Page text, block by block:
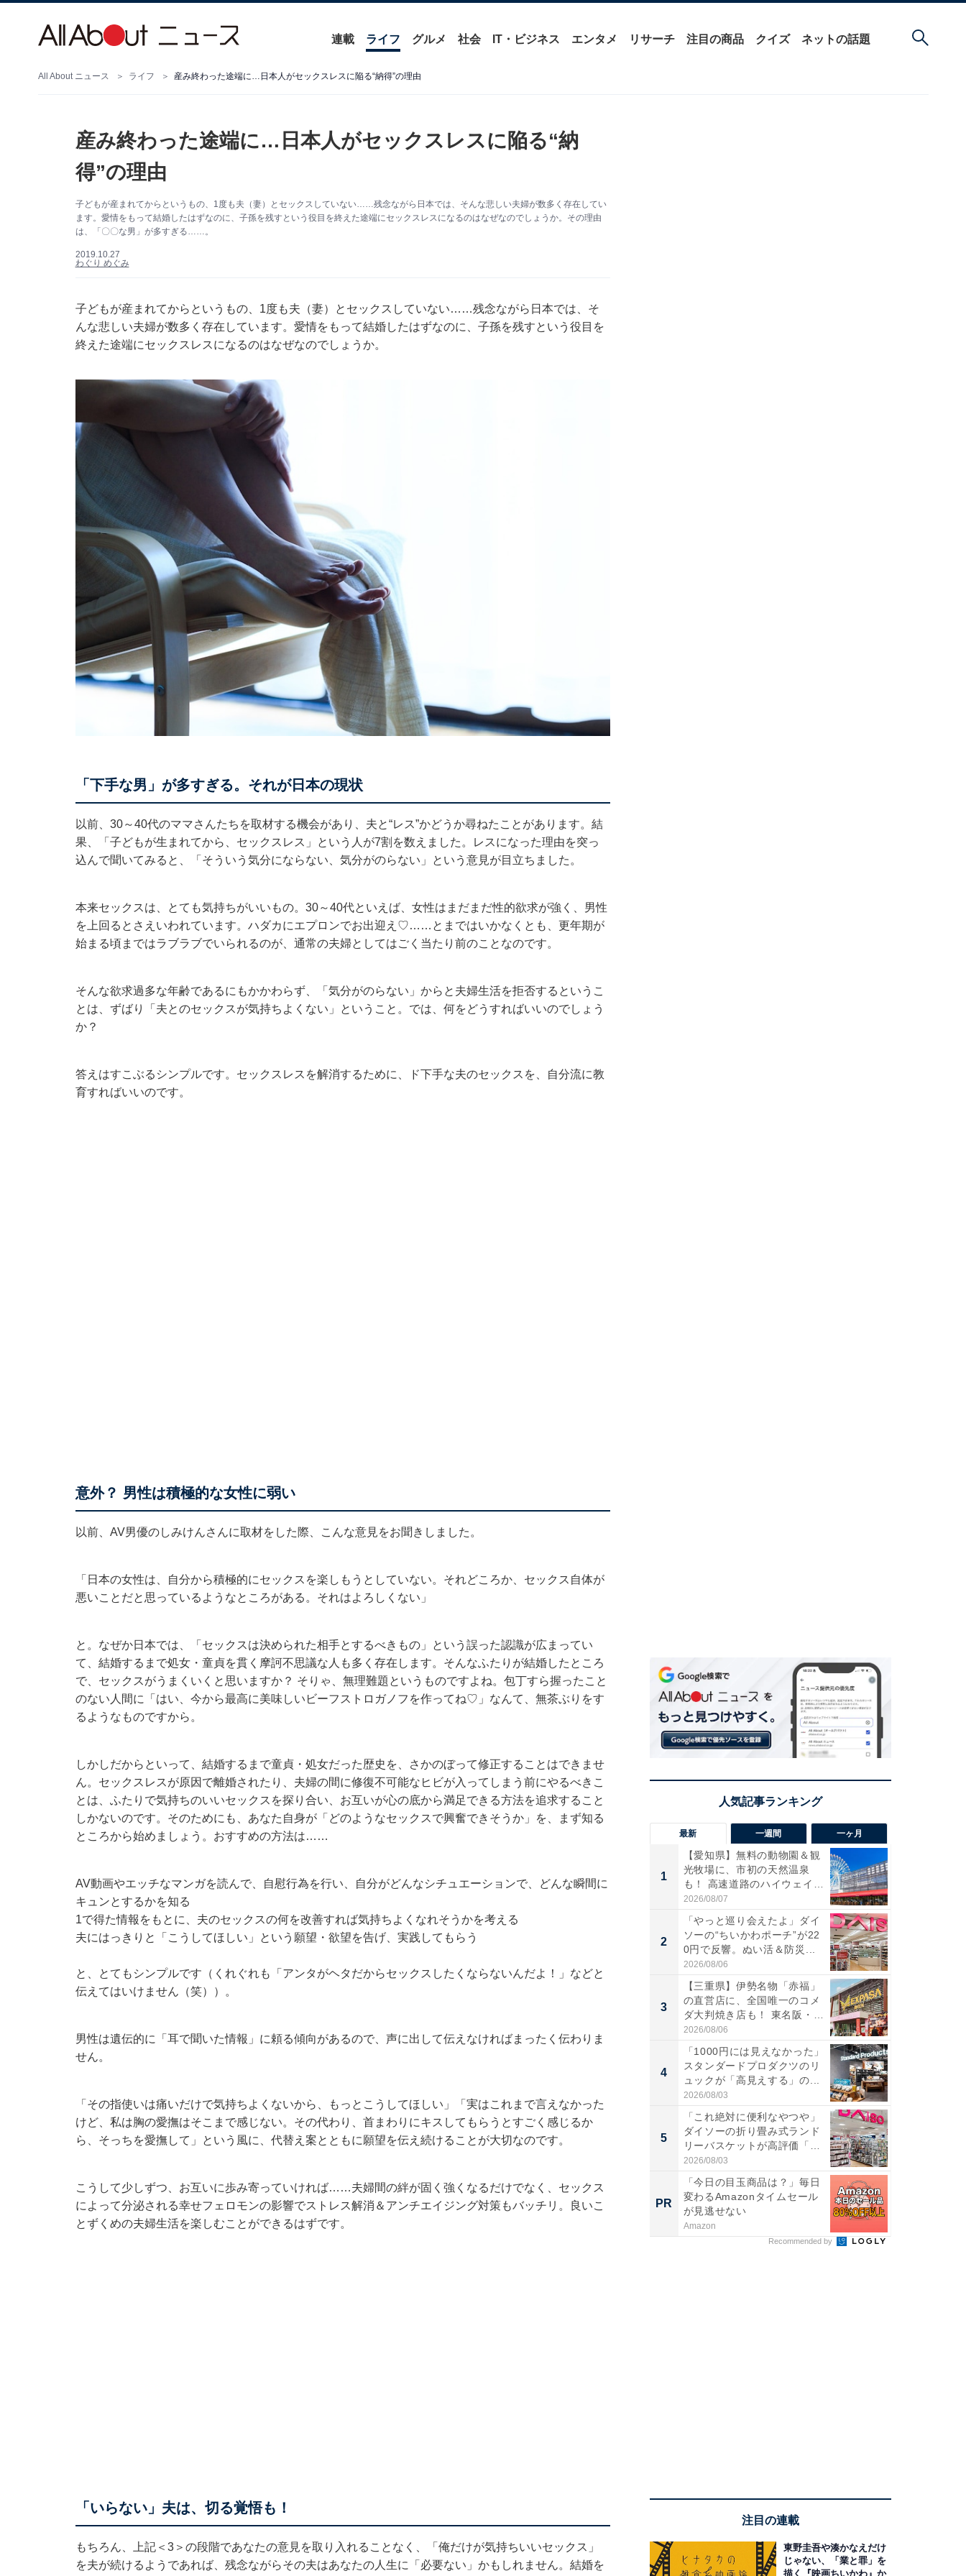
連載 ライフ グルメ 社会 IT・ビジネス エンタメ リサーチ 注目の商品 クイズ ネットの話題
All About ニュース ライフ 産み終わった途端に…日本人がセックスレスに陥る“納得”の理由
産み終わった途端に…日本人がセックスレスに陥る“納
得”の理由
子どもが産まれてからというもの、1度も夫（妻）とセックスしていない……残念ながら日本では、そんな悲しい夫婦が数多く存在してい
ます。愛情をもって結婚したはずなのに、子孫を残すという役目を終えた途端にセックスレスになるのはなぜなのでしょうか。その理由
は、「〇〇な男」が多すぎる……。
2019.10.27
わぐり めぐみ
子どもが産まれてからというもの、1度も夫（妻）とセックスしていない……残念ながら日本では、そ
んな悲しい夫婦が数多く存在しています。愛情をもって結婚したはずなのに、子孫を残すという役目を
終えた途端にセックスレスになるのはなぜなのでしょうか。
「下手な男」が多すぎる。それが日本の現状
以前、30～40代のママさんたちを取材する機会があり、夫と“レス”かどうか尋ねたことがあります。結
果、「子どもが生まれてから、セックスレス」という人が7割を数えました。レスになった理由を突っ
込んで聞いてみると、「そういう気分にならない、気分がのらない」という意見が目立ちました。
本来セックスは、とても気持ちがいいもの。30～40代といえば、女性はまだまだ性的欲求が強く、男性
を上回るとさえいわれています。ハダカにエプロンでお出迎え♡……とまではいかなくとも、更年期が
始まる頃まではラブラブでいられるのが、通常の夫婦としてはごく当たり前のことなのです。
そんな欲求過多な年齢であるにもかかわらず、「気分がのらない」からと夫婦生活を拒否するというこ
とは、ずばり「夫とのセックスが気持ちよくない」ということ。では、何をどうすればいいのでしょう
か？
答えはすこぶるシンプルです。セックスレスを解消するために、ド下手な夫のセックスを、自分流に教
育すればいいのです。
意外？ 男性は積極的な女性に弱い
以前、AV男優のしみけんさんに取材をした際、こんな意見をお聞きしました。
「日本の女性は、自分から積極的にセックスを楽しもうとしていない。それどころか、セックス自体が
悪いことだと思っているようなところがある。それはよろしくない」
と。なぜか日本では、「セックスは決められた相手とするべきもの」という誤った認識が広まってい
て、結婚するまで処女・童貞を貫く摩訶不思議な人も多く存在します。そんなふたりが結婚したところ
で、セックスがうまくいくと思いますか？ そりゃ、無理難題というものですよね。包丁すら握ったこと
のない人間に「はい、今から最高に美味しいビーフストロガノフを作ってね♡」なんて、無茶ぶりをす
るようなものですから。
しかしだからといって、結婚するまで童貞・処女だった歴史を、さかのぼって修正することはできませ
ん。セックスレスが原因で離婚されたり、夫婦の間に修復不可能なヒビが入ってしまう前にやるべきこ
とは、ふたりで気持ちのいいセックスを探り合い、お互いが心の底から満足できる方法を追求すること
しかないのです。そのためにも、あなた自身が「どのようなセックスで興奮できそうか」を、まず知る
ところから始めましょう。おすすめの方法は……
AV動画やエッチなマンガを読んで、自慰行為を行い、自分がどんなシチュエーションで、どんな瞬間に
キュンとするかを知る
1で得た情報をもとに、夫のセックスの何を改善すれば気持ちよくなれそうかを考える
夫にはっきりと「こうしてほしい」という願望・欲望を告げ、実践してもらう
と、とてもシンプルです（くれぐれも「アンタがヘタだからセックスしたくならないんだよ！」などと
伝えてはいけません（笑））。
男性は遺伝的に「耳で聞いた情報」に頼る傾向があるので、声に出して伝えなければまったく伝わりま
せん。
「その指使いは痛いだけで気持ちよくないから、もっとこうしてほしい」「実はこれまで言えなかった
けど、私は胸の愛撫はそこまで感じない。その代わり、首まわりにキスしてもらうとすごく感じるか
ら、そっちを愛撫して」という風に、代替え案とともに願望を伝え続けることが大切なのです。
こうして少しずつ、お互いに歩み寄っていければ……夫婦間の絆が固く強くなるだけでなく、セックス
によって分泌される幸せフェロモンの影響でストレス解消＆アンチエイジング対策もバッチリ。良いこ
とずくめの夫婦生活を楽しむことができるはずです。
「いらない」夫は、切る覚悟も！
もちろん、上記＜3＞の段階であなたの意見を取り入れることなく、「俺だけが気持ちいいセックス」
を夫が続けるようであれば、残念ながらその夫はあなたの人生に「必要ない」かもしれません。結婚を
最新 一週間 一ヶ月
1
【愛知県】無料の動物園＆観
光牧場に、市初の天然温泉
も！ 高速道路のハイウェイオ
ア...
2026/08/07
2
「やっと巡り会えたよ」ダイ
ソーの“ちいかわポーチ”が22
0円で反響。ぬい活＆防災...
2026/08/06
3
【三重県】伊勢名物「赤福」
の直営店に、全国唯一のコメ
ダ大判焼き店も！ 東名阪・
伊...
2026/08/06
4
「1000円には見えなかった」
スタンダードプロダクツのリ
ュックが「高見えする」の...
2026/08/03
5
「これ絶対に便利なやつや」
ダイソーの折り畳み式ランド
リーバスケットが高評価「使
わ...
2026/08/03
PR
「今日の目玉商品は？」毎日
変わるAmazonタイムセール
が見逃せない
Amazon
Recommended by
注目の連載
東野圭吾や湊かなえだけ
じゃない、「業と罪」を
描く『映画ちいかわ』か